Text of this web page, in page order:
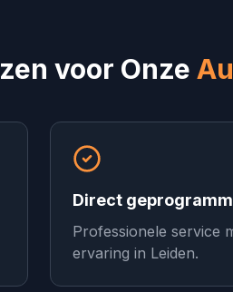
voor Onze
Direct
Professionele service
ervaring in Leiden.